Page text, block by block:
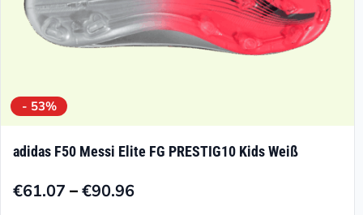
werden
- 53%
adidas F50 Messi Elite FG PRESTIG10 Kids Weiß
€61.07 –€90.96
Preisspanne: